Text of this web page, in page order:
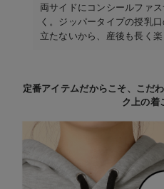
両サイドにコンシールファ
く。ジッパータイプの授乳
立たないから、産後も長く楽
定番アイテムだからこそ、こだ
ク上の着